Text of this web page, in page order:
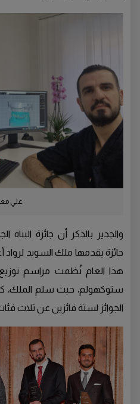
علي
جائزة يقدمها ملك السويد
هذا العام نُظمت مراسم
ستوكهولم، حيث سلم الملك،
الجوائز لستة فائزين عن ثلاث فئات